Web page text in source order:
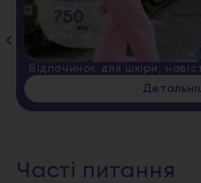
Відпочинок для шкіри,
Часті питання